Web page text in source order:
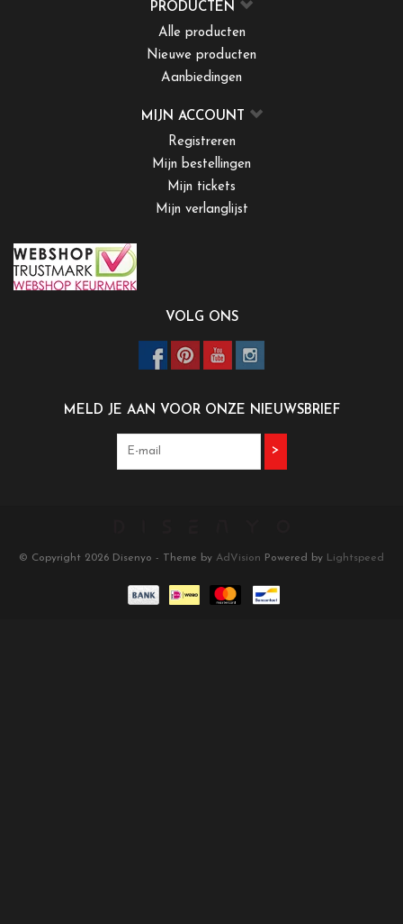
PRODUCTEN
Alle producten
Nieuwe producten
Aanbiedingen
MIJN ACCOUNT
Registreren
Mijn bestellingen
Mijn tickets
Mijn verlanglijst
VOLG ONS
MELD JE AAN VOOR ONZE NIEUWSBRIEF
>
© Copyright 2026 Disenyo - Theme by AdVision Powered by Lightspeed